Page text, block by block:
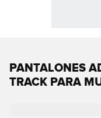
PANTALONES
TRACK PARA